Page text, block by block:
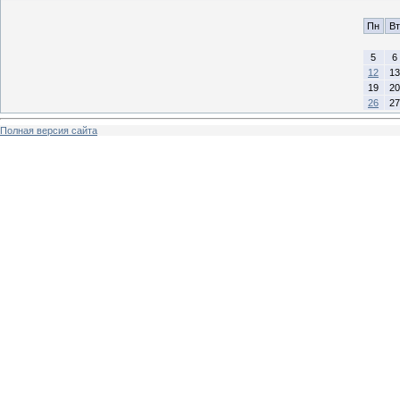
Пн Вт
5
6
12
13
19
20
26
27
Полная версия сайта